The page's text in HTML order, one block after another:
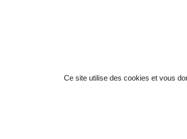
Ce site utilise des cookies et vous